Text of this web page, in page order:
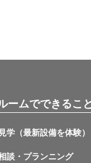
ームでできること
学（最新設備を体験）
談・プランニング